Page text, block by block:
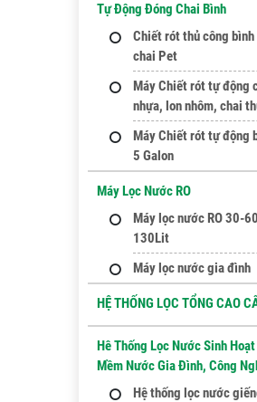
Tự Động Đóng Chai Bình
Chiết rót thủ công
chai Pet
Máy Chiết rót tự động
nhựa, lon nhôm, chai
Máy Chiết rót tự động
5 Galon
Máy Lọc Nước RO
Máy lọc nước RO 30-
130Lit
Máy lọc nước gia đình
HỆ THỐNG LỌC TỔNG CAO
Hê Thống Lọc Nước Sinh
Mềm Nước Gia Đình, Công
Hệ thống lọc nước